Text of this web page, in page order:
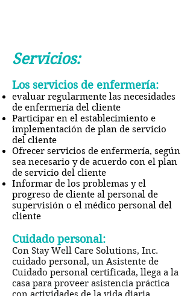
Servicios:
Los servicios de enfermería:
evaluar regularmente las necesidades
de enfermería del cliente
Participar en el establecimiento e
implementación de plan de servicio
del cliente
Ofrecer servicios de enfermería, según
sea necesario y de acuerdo con el plan
de servicio del cliente
Informar de los problemas y el
progreso de cliente al personal de
supervisión o el médico personal del
cliente
Cuidado personal:
Con Stay Well Care Solutions, Inc.
cuidado personal, un Asistente de
Cuidado personal certificada, llega a la
casa para proveer asistencia práctica